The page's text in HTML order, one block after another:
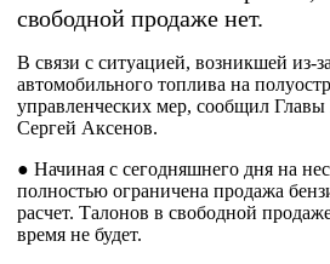
свободной продаже нет.
В связи с ситуацией, возникшей из-
автомобильного топлива на
управленческих мер, сообщил
Сергей Аксенов.
● Начиная с сегодняшнего дня на
полностью ограничена продажа
расчет. Талонов в свободной
время не будет.